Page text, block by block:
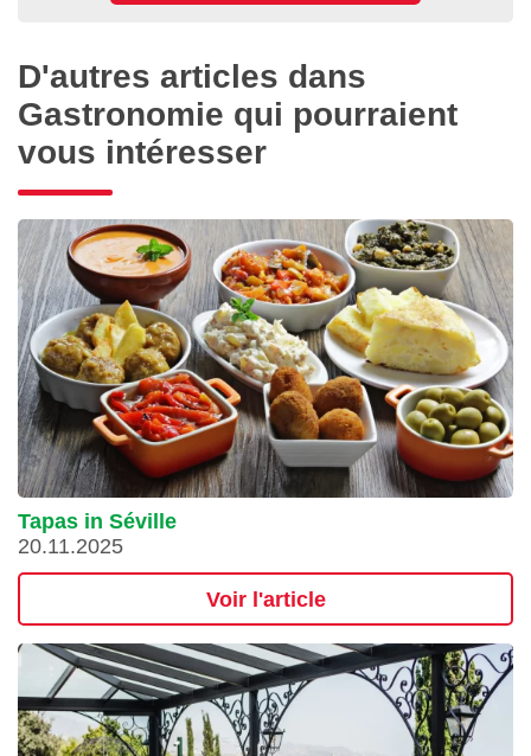
D'autres articles dans
Gastronomie qui pourraient
vous intéresser
Tapas in Séville
20.11.2025
Voir l'article